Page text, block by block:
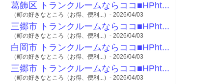
葛飾区 トランクルームならココ■HPht...
（町の好きなところ（お得、便利...）- 2026/04/03
三郷市 トランクルームならココ■HPht...
（町の好きなところ（お得、便利...）- 2026/04/03
白岡市 トランクルームならココ■HPht...
（町の好きなところ（お得、便利...）- 2026/04/03
三郷市 トランクルームならココ■HPht...
（町の好きなところ（お得、便利...）- 2026/04/03